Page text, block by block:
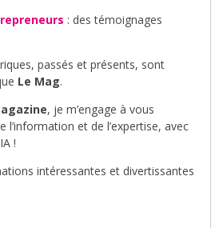
: des témoignages
passés et présents, sont
Le Mag.
, je m’engage à vous
l’information et de l’expertise, avec
!
intéressantes et divertissantes